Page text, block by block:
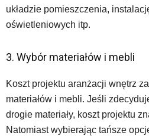
układzie pomieszczenia,
oświetleniowych itp.
3. Wybór materiałów i mebli
Koszt projektu aranżacji wnętrz
materiałów i mebli. Jeśli
drogie materiały, koszt projektu
Natomiast wybierając tańsze